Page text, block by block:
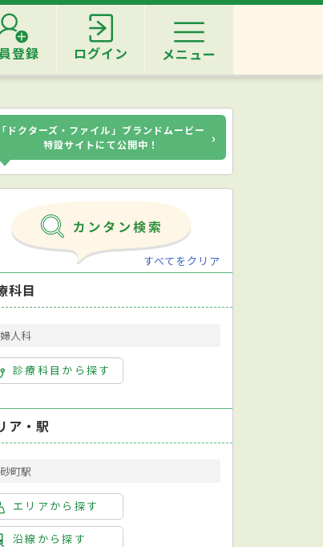
登録 ログイン メニュー
「ドクターズ・ファイル」ブランドムービー
特設サイトにて公開中！
›
すべてをクリア
科目
人科
診療科目から探す
ア・駅
町駅
エリアから探す
沿線から探す